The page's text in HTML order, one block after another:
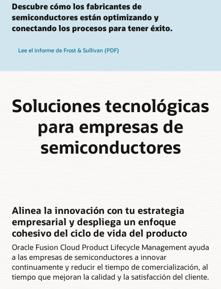
Descubre cómo los fabricantes de
semiconductores están optimizando y
conectando los procesos para tener éxito.
Lee el informe de Frost & Sullivan (PDF)
Soluciones tecnológicas
para empresas de
semiconductores
Alinea la innovación con tu estrategia
empresarial y despliega un enfoque
cohesivo del ciclo de vida del producto
Oracle Fusion Cloud Product Lifecycle Management ayuda
a las empresas de semiconductores a innovar
continuamente y reducir el tiempo de comercialización, al
tiempo que mejoran la calidad y la satisfacción del cliente.